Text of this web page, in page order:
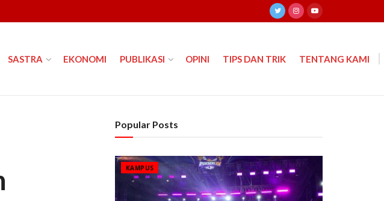
SASTRA EKONOMI PUBLIKASI OPINI TIPS DAN TRIK TENTANG KAMI
Popular Posts
KAMPUS